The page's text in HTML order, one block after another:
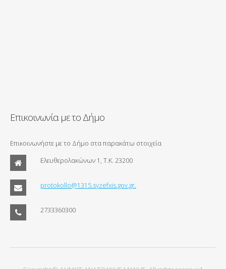
Επικοινωνία με το Δήμο
Επικοινωνήστε με το Δήμο στα παρακάτω στοιχεία
Ελευθερολακώνων 1, Τ.Κ. 23200
protokollo@1315.syzefxis.gov.gr.
2733360300